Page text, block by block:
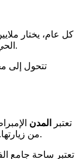
كل عام، يختار
أكثر من مجرد إقامة بسيطة.
تتحول إلى
تعتبر المدن
من زيارتها. يكشف تراثها المعماري عن نفسه في كل زاوية.
تعتبر ساحة جامع